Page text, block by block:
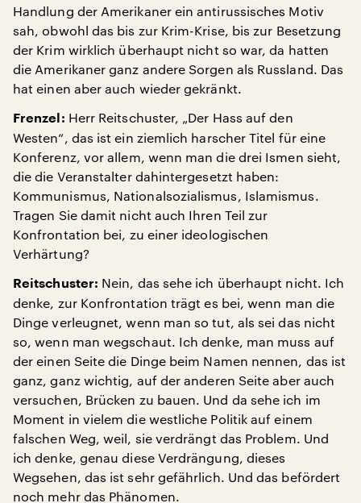
Handlung der Amerikaner ein antirussisches Motiv
sah, obwohl das bis zur Krim-Krise, bis zur Besetzung
der Krim wirklich überhaupt nicht so war, da hatten
die Amerikaner ganz andere Sorgen als Russland. Das
hat einen aber auch wieder gekränkt.
Frenzel: Herr Reitschuster, „Der Hass auf den
Westen“, das ist ein ziemlich harscher Titel für eine
Konferenz, vor allem, wenn man die drei Ismen sieht,
die die Veranstalter dahintergesetzt haben:
Kommunismus, Nationalsozialismus, Islamismus.
Tragen Sie damit nicht auch Ihren Teil zur
Konfrontation bei, zu einer ideologischen
Verhärtung?
Reitschuster: Nein, das sehe ich überhaupt nicht. Ich
denke, zur Konfrontation trägt es bei, wenn man die
Dinge verleugnet, wenn man so tut, als sei das nicht
so, wenn man wegschaut. Ich denke, man muss auf
der einen Seite die Dinge beim Namen nennen, das ist
ganz, ganz wichtig, auf der anderen Seite aber auch
versuchen, Brücken zu bauen. Und da sehe ich im
Moment in vielem die westliche Politik auf einem
falschen Weg, weil, sie verdrängt das Problem. Und
ich denke, genau diese Verdrängung, dieses
Wegsehen, das ist sehr gefährlich. Und das befördert
noch mehr das Phänomen.